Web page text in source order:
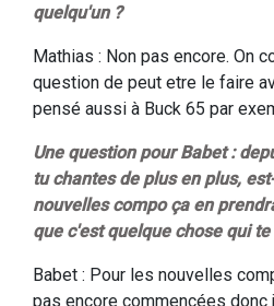
quelqu'un ?
Mathias : Non pas encore. On
question de peut etre le faire
pensé aussi à Buck 65 par
Une question pour Babet :
tu chantes de plus en plus,
nouvelles compo ça en
que c'est quelque chose qui
Babet : Pour les nouvelles
pas encore commencées donc